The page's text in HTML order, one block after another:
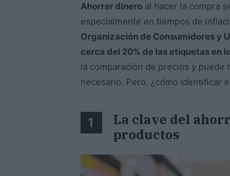
Ahorrar dinero al hacer la compra
especialmente en tiempos de
Organización de Consumidores y
cerca del 20% de las etiquetas en
la comparación de precios y
necesario. Pero, ¿cómo identificar
1
La clave del
productos